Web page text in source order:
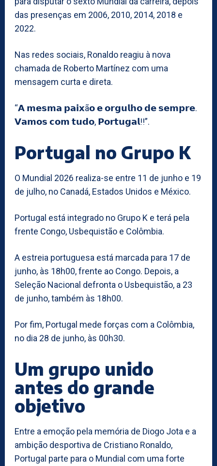
das presenças em 2006, 2010, 2014, 2018 e
2022.
Nas redes sociais, Ronaldo reagiu à nova
chamada de Roberto Martínez com uma
mensagem curta e direta.
“𝗔 𝗺𝗲𝘀𝗺𝗮 𝗽𝗮𝗶𝘅ã𝗼 𝗲 𝗼𝗿𝗴𝘂𝗹𝗵𝗼 𝗱𝗲 𝘀𝗲𝗺𝗽𝗿𝗲.
𝗩𝗮𝗺𝗼𝘀 𝗰𝗼𝗺 𝘁𝘂𝗱𝗼, 𝗣𝗼𝗿𝘁𝘂𝗴𝗮𝗹!!”.
Portugal no Grupo K
O Mundial 2026 realiza-se entre 11 de junho e 19
de julho, no Canadá, Estados Unidos e México.
Portugal está integrado no Grupo K e terá pela
frente Congo, Usbequistão e Colômbia.
A estreia portuguesa está marcada para 17 de
junho, às 18h00, frente ao Congo. Depois, a
Seleção Nacional defronta o Usbequistão, a 23
de junho, também às 18h00.
Por fim, Portugal mede forças com a Colômbia,
no dia 28 de junho, às 00h30.
Um grupo unido
antes do grande
objetivo
Entre a emoção pela memória de Diogo Jota e a
ambição desportiva de Cristiano Ronaldo,
Portugal parte para o Mundial com uma forte